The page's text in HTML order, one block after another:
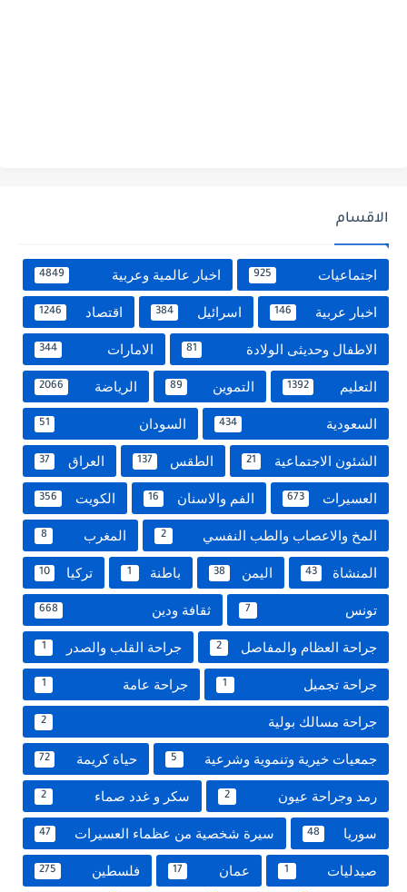
الاقسام
اجتماعيات 925 اخبار عالمية وعربية 4849
اخبار عربية 146 اسرائيل 384 اقتصاد 1246
الاطفال وحديثى الولادة 81 الامارات 344
التعليم 1392 التموين 89 الرياضة 2066
السعودية 434 السودان 51
الشئون الاجتماعية 21 الطقس 137 العراق 37
العسيرات 673 الفم والاسنان 16 الكويت 356
المخ والاعصاب والطب النفسي 2 المغرب 8
المنشاة 43 اليمن 38 باطنة 1 تركيا 10
تونس 7 ثقافة ودين 668
جراحة العظام والمفاصل 2 جراحة القلب والصدر 1
جراحة تجميل 1 جراحة عامة 1
جراحة مسالك بولية 2
جمعيات خيرية وتنموية وشرعية 5 حياة كريمة 72
رمد وجراحة عيون 2 سكر و غدد صماء 2
سوريا 48 سيرة شخصية من عظماء العسيرات 47
صيدليات 1 عمان 17 فلسطين 275